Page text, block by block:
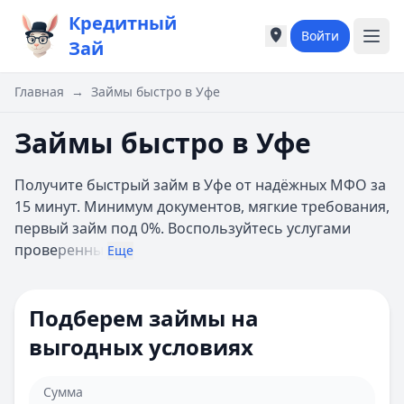
Кредитный
Зай
Города России
Екатеринбург
Казань
Астрахань
Б
Барнаул
Города России
Екатеринбург
Казань
Астрахань
Б
Барнаул
Войти
Главная → Займы быстро в Уфе
Займы быстро в Уфе
Получите быстрый займ в Уфе от надёжных МФО за
15 минут. Минимум документов, мягкие требования,
первый займ под 0%. Воспользуйтесь услугами
проверенны Еще
Подберем займы на
выгодных условиях
Сумма